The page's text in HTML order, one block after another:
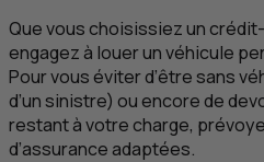
Que vous choisissiez un
engagez à louer un véhicule
Pour vous éviter d’être sans
d’un sinistre) ou encore de
restant à votre charge,
d’assurance adaptées.